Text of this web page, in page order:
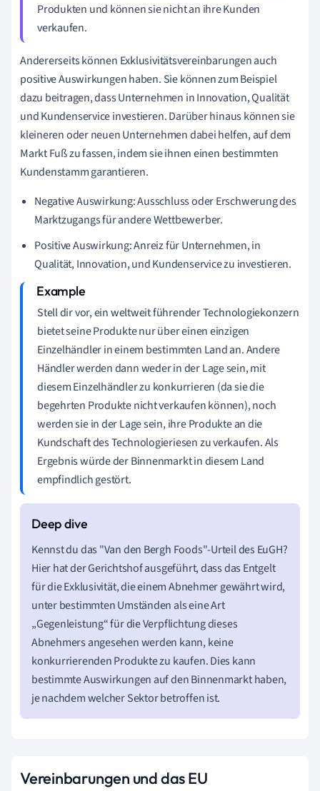
Produkten und können sie nicht an ihre Kunden
verkaufen.
Andererseits können Exklusivitätsvereinbarungen auch
positive Auswirkungen haben. Sie können zum Beispiel
dazu beitragen, dass Unternehmen in Innovation, Qualität
und Kundenservice investieren. Darüber hinaus können sie
kleineren oder neuen Unternehmen dabei helfen, auf dem
Markt Fuß zu fassen, indem sie ihnen einen bestimmten
Kundenstamm garantieren.
Negative Auswirkung: Ausschluss oder Erschwerung des
Marktzugangs für andere Wettbewerber.
Positive Auswirkung: Anreiz für Unternehmen, in
Qualität, Innovation, und Kundenservice zu investieren.
Stell dir vor, ein weltweit führender Technologiekonzern
bietet seine Produkte nur über einen einzigen
Einzelhändler in einem bestimmten Land an. Andere
Händler werden dann weder in der Lage sein, mit
diesem Einzelhändler zu konkurrieren (da sie die
begehrten Produkte nicht verkaufen können), noch
werden sie in der Lage sein, ihre Produkte an die
Kundschaft des Technologieriesen zu verkaufen. Als
Ergebnis würde der Binnenmarkt in diesem Land
empfindlich gestört.
Kennst du das "Van den Bergh Foods"-Urteil des EuGH?
Hier hat der Gerichtshof ausgeführt, dass das Entgelt
für die Exklusivität, die einem Abnehmer gewährt wird,
unter bestimmten Umständen als eine Art
„Gegenleistung“ für die Verpflichtung dieses
Abnehmers angesehen werden kann, keine
konkurrierenden Produkte zu kaufen. Dies kann
bestimmte Auswirkungen auf den Binnenmarkt haben,
je nachdem welcher Sektor betroffen ist.
Vereinbarungen und das EU